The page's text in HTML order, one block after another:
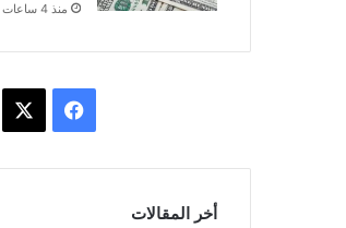
منذ 4 ساعات
أخر المقالات